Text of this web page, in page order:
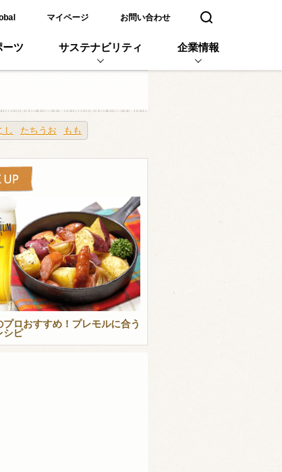
新しいウィンドウで開く
マイページ お問い合わせ 検索窓を開く
ーツ サステナビリティ 企業情報
し たちうお もも
プロおすすめ！プレモルに合う
シピ